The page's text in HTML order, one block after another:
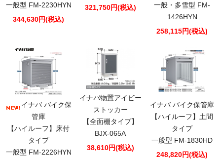
一般型 FM-2230HYN
344,630円(税込)
321,750円(税込)
一般・多雪型 FM-
1426HYN
258,115円(税込)
イナバ バイク保
管庫
【ハイルーフ】床付
タイプ
一般型 FM-2226HYN
イナバ物置アイビー
ストッカー
【全面棚タイプ】
BJX-065A
38,610円(税込)
イナバ バイク保管庫
【ハイルーフ】土間
タイプ
一般型 FM-1830HD
248,820円(税込)